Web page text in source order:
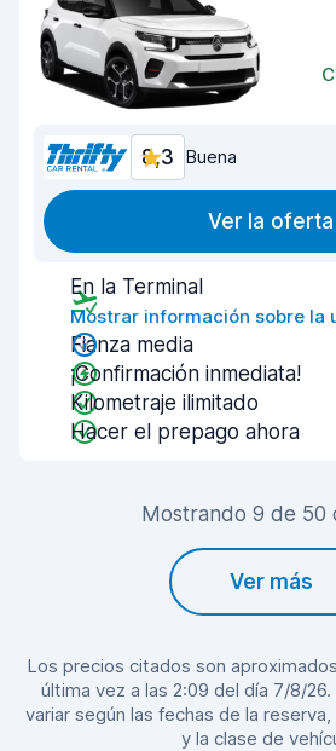
8,3 Buena
Ver la oferta
En la Terminal
Mostrar información sobre la
Fianza media
¡Confirmación inmediata!
Kilometraje ilimitado
Hacer el prepago ahora
Mostrando 9 de 50
Ver más
Los precios citados son
última vez a las 2:09 del día 7/8/
variar según las fechas de la
y la clase de